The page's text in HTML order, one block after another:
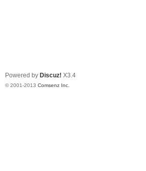
Powered by Discuz! X3.4
© 2001-2013 Comsenz Inc.